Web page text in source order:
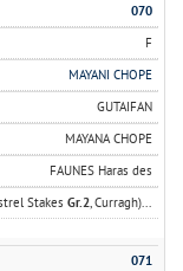
070
F
MAYANI CHOPE
GUTAIFAN
MAYANA CHOPE
FAUNES Haras des
StakesGr.2 , Curragh)...
071